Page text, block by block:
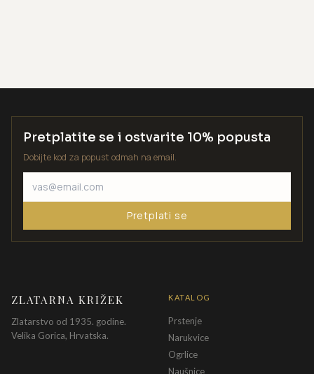
Pretplatite se i ostvarite 10% popusta
Dobijte kod za popust odmah na email.
Pretplati se
ZLATARNA KRIŽEK
Zlatarstvo od 1935. godine.
Velika Gorica, Hrvatska.
KATALOG
Prstenje
Narukvice
Ogrlice
Naušnice